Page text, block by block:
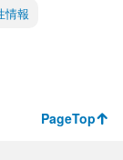
情報
PageTop